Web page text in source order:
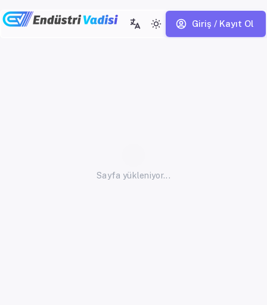
Giriş / Kayıt Ol
Sayfa yükleniyor...